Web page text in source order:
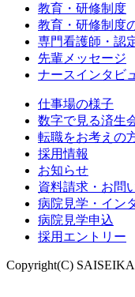
教育・研修制度
教育・研修制度
専門看護師・認
先輩メッセージ
ナースインタビ
仕事場の様子
数字で見る済生
転職をお考えの
採用情報
お知らせ
資料請求・お問
病院見学・イン
病院見学申込
採用エントリー
Copyright(C)